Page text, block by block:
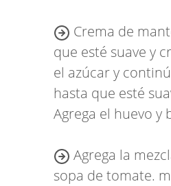
Crema de
que esté suave y
el azúcar y
hasta que esté
Agrega el huevo y
Agrega la
sopa de tomate.